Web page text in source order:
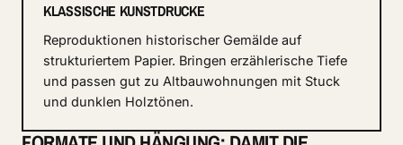
KLASSISCHE KUNSTDRUCKE
Reproduktionen historischer Gemälde auf
strukturiertem Papier. Bringen erzählerische Tiefe
und passen gut zu Altbauwohnungen mit Stuck
und dunklen Holztönen.